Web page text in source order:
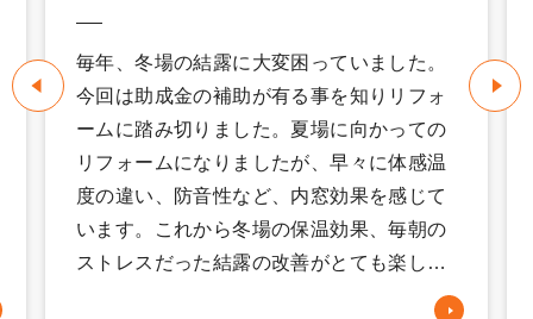
毎年、冬場の結露に大変困っていました。
今回は助成金の補助が有る事を知りリフォ
ームに踏み切りました。夏場に向かっての
リフォームになりましたが、早々に体感温
度の違い、防音性など、内窓効果を感じて
います。これから冬場の保温効果、毎朝の
ストレスだった結露の改善がとても楽しみ
です。そして、リフォームをお願いしてか